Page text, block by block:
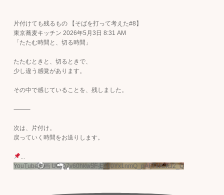
片付けても残るもの 【そばを打って考えた#8】
東京蕎麦キッチン 2026年5月3日 8:31 AM
「たたむ時間と、切る時間」
たたむときと、切るときで、
少し違う感覚があります。
その中で感じていることを、残しました。
⸻
次は、片付け。
戻っていく時間をお送りします。
YouTube動画 UC-p7v60hkw5F-ET10Yx1nmQ_pAFTWCKJ2_Q